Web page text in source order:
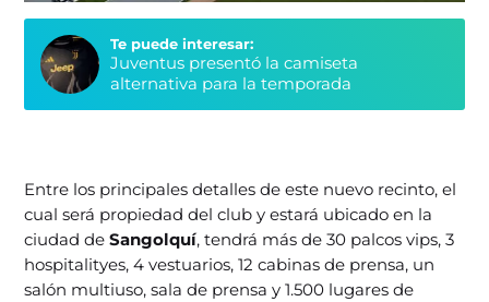
Te puede interesar:
Juventus presentó la camiseta
alternativa para la temporada
Entre los principales detalles de este nuevo recinto, el
cual será propiedad del club y estará ubicado en la
ciudad deSangolquí, tendrá más de 30 palcos vips, 3
hospitalityes, 4 vestuarios, 12 cabinas de prensa, un
salón multiuso, sala de prensa y 1.500 lugares de